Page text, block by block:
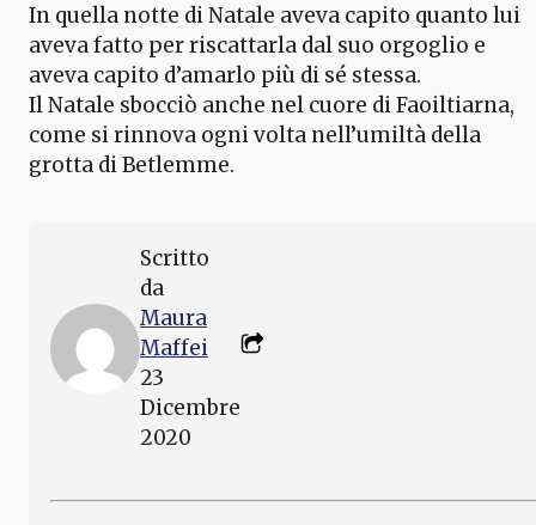
In quella notte di Natale aveva capito quanto lui
aveva fatto per riscattarla dal suo orgoglio e
aveva capito d’amarlo più di sé stessa.
Il Natale sbocciò anche nel cuore di Faoiltiarna,
come si rinnova ogni volta nell’umiltà della
grotta di Betlemme.
Scritto
da
Maura
Maffei
23
Dicembre
2020